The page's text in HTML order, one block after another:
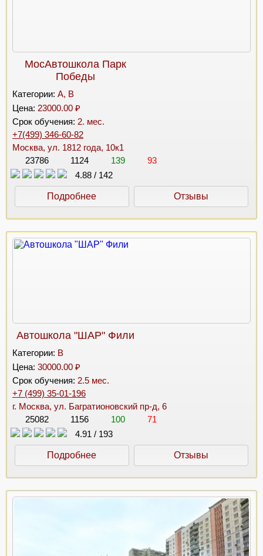
МосАвтошкола Парк
Победы
Категории: A, B
Цена: 23000.00 ₽
Срок обучения: 2. мес.
+7(499) 346-60-82
Москва, ул. 1812 года, 10к1
23786
1124 139
93
4.88 / 142
Подробнее Отзывы
Автошкола "ШАР" Фили
Категории: B
Цена: 30000.00 ₽
Срок обучения: 2.5 мес.
+7 (499) 35-01-196
г. Москва, ул. Багратионовский пр-д, 6
25082
1156 100
71
4.91 / 193
Подробнее Отзывы